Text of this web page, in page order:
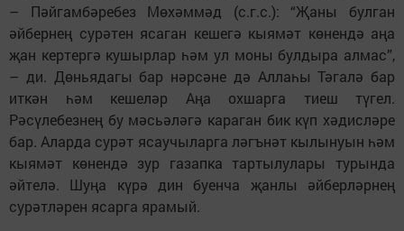
– Пәйгамбәребез Мөхәммәд (с.г.с.): “Җаны булган
әйбернең сурәтен ясаган кешегә кыямәт көнендә аңа
җан кертергә кушырлар һәм ул моны булдыра алмас”,
– ди. Дөньядагы бар нәрсәне дә Аллаһы Тәгалә бар
иткән һәм кешеләр Аңа охшарга тиеш түгел.
Рәсүлебезнең бу мәсьәләгә караган бик күп хәдисләре
бар. Аларда сурәт ясаучыларга ләгънәт кылынуын һәм
кыямәт көнендә зур газапка тартылулары турында
әйтелә. Шуңа күрә дин буенча җанлы әйберләрнең
сурәтләрен ясарга ярамый.